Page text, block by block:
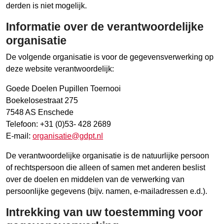
derden is niet mogelijk.
Informatie over de verantwoordelijke
organisatie
De volgende organisatie is voor de gegevensverwerking op
deze website verantwoordelijk:
Goede Doelen Pupillen Toernooi
Boekelosestraat 275
7548 AS Enschede
Telefoon: +31 (0)53- 428 2689
E-mail: organisatie@gdpt.nl
De verantwoordelijke organisatie is de natuurlijke persoon
of rechtspersoon die alleen of samen met anderen beslist
over de doelen en middelen van de verwerking van
persoonlijke gegevens (bijv. namen, e-mailadressen e.d.).
Intrekking van uw toestemming voor